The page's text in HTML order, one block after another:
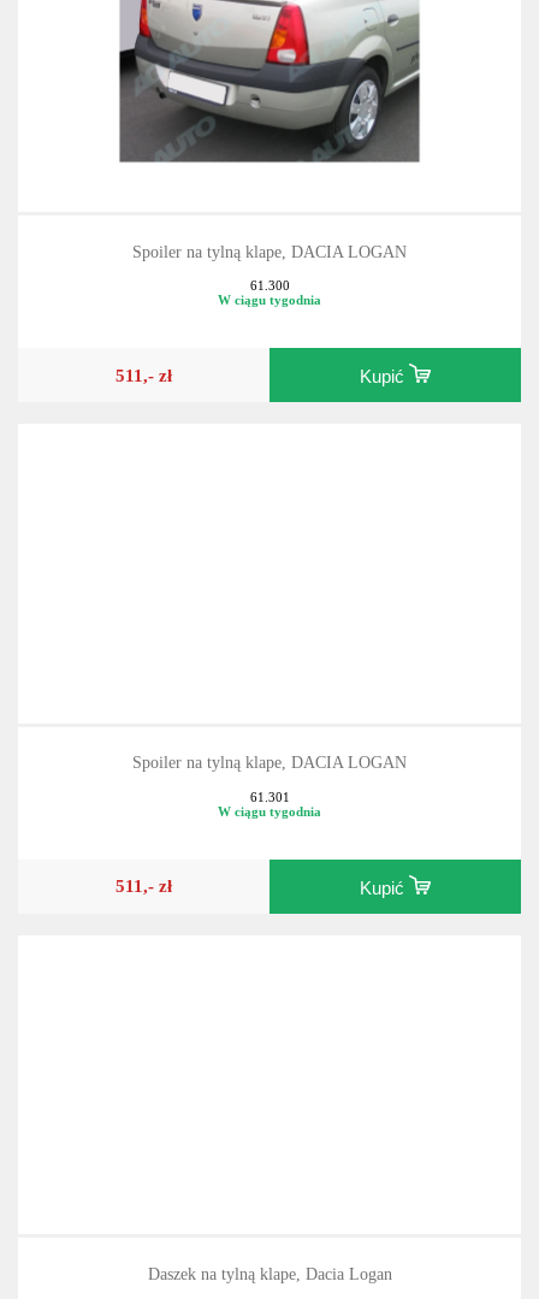
Spoiler na tylną klape, DACIA LOGAN
61.300
W ciągu tygodnia
511,- zł Kupić
Spoiler na tylną klape, DACIA LOGAN
61.301
W ciągu tygodnia
511,- zł Kupić
Daszek na tylną klape, Dacia Logan